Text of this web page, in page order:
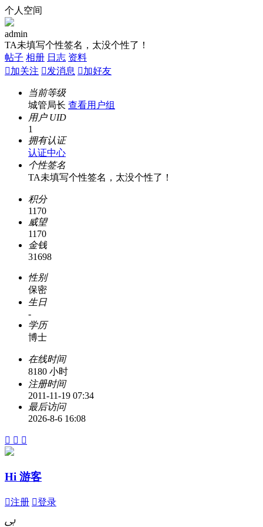
个人空间
admin
TA未填写个性签名，太没个性了！
帖子 相册 日志 资料
加关注 发消息 加好友
当前等级
城管局长 查看用户组
用户 UID
1
拥有认证
认证中心
个性签名
TA未填写个性签名，太没个性了！
积分
1170
威望
1170
金钱
31698
性别
保密
生日
-
学历
博士
在线时间
8180 小时
注册时间
2011-11-19 07:34
最后访问
2026-8-6 16:08
  
Hi 游客
注册 登录
ﰉ